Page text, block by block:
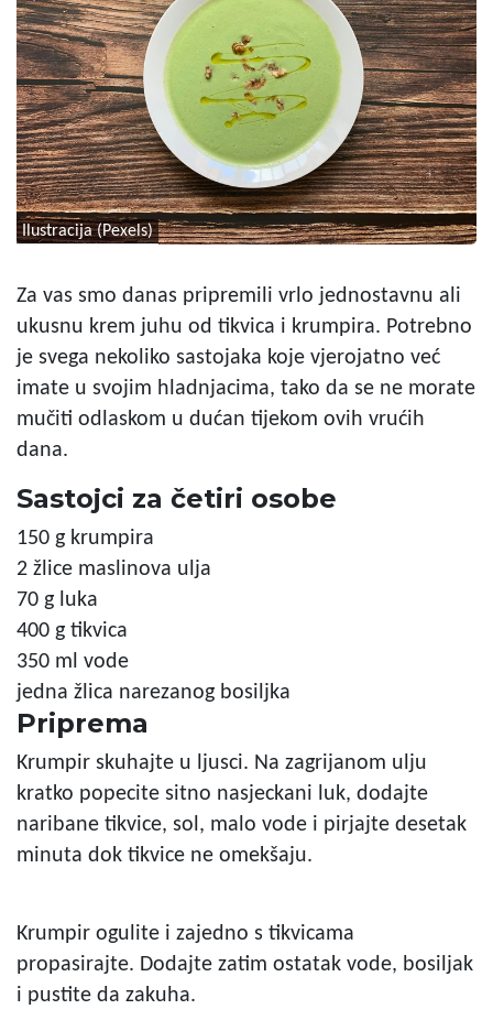
Ilustracija (Pexels)
Za vas smo danas pripremili vrlo jednostavnu ali
ukusnu krem juhu od tikvica i krumpira. Potrebno
je svega nekoliko sastojaka koje vjerojatno već
imate u svojim hladnjacima, tako da se ne morate
mučiti odlaskom u dućan tijekom ovih vrućih
dana.
Sastojci za četiri osobe
150 g krumpira
2 žlice maslinova ulja
70 g luka
400 g tikvica
350 ml vode
jedna žlica narezanog bosiljka
Priprema
Krumpir skuhajte u ljusci. Na zagrijanom ulju
kratko popecite sitno nasjeckani luk, dodajte
naribane tikvice, sol, malo vode i pirjajte desetak
minuta dok tikvice ne omekšaju.
Krumpir ogulite i zajedno s tikvicama
propasirajte. Dodajte zatim ostatak vode, bosiljak
i pustite da zakuha.